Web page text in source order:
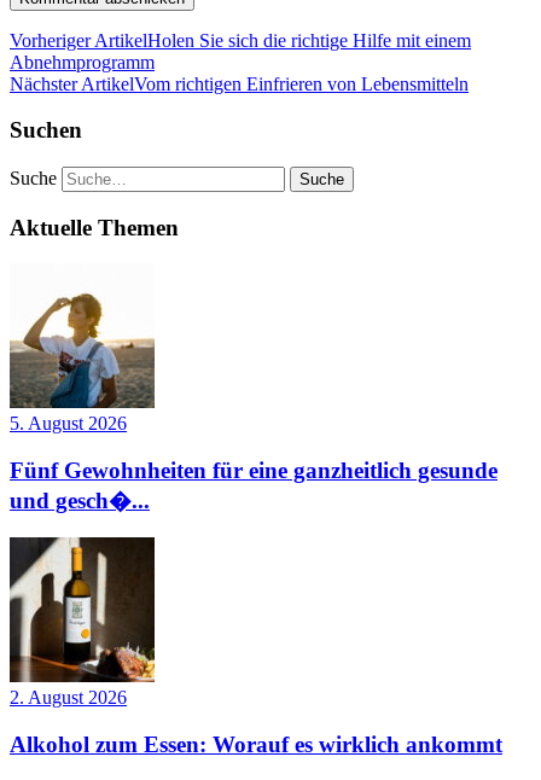
Vorheriger ArtikelHolen Sie sich die richtige Hilfe mit einem
Abnehmprogramm
Nächster ArtikelVom richtigen Einfrieren von Lebensmitteln
Suchen
Suche
Aktuelle Themen
5. August 2026
Fünf Gewohnheiten für eine ganzheitlich gesunde
und gesch�...
2. August 2026
Alkohol zum Essen: Worauf es wirklich ankommt